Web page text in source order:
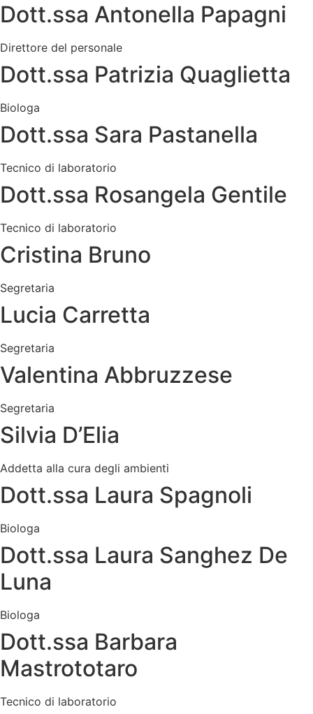
Dott.ssa Antonella Papagni
Direttore del personale
Dott.ssa Patrizia Quaglietta
Biologa
Dott.ssa Sara Pastanella
Tecnico di laboratorio
Dott.ssa Rosangela Gentile
Tecnico di laboratorio
Cristina Bruno
Segretaria
Lucia Carretta
Segretaria
Valentina Abbruzzese
Segretaria
Silvia D’Elia
Addetta alla cura degli ambienti
Dott.ssa Laura Spagnoli
Biologa
Dott.ssa Laura Sanghez De
Luna
Biologa
Dott.ssa Barbara
Mastrototaro
Tecnico di laboratorio